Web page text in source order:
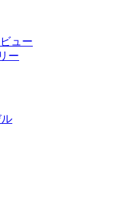
ュー
ー